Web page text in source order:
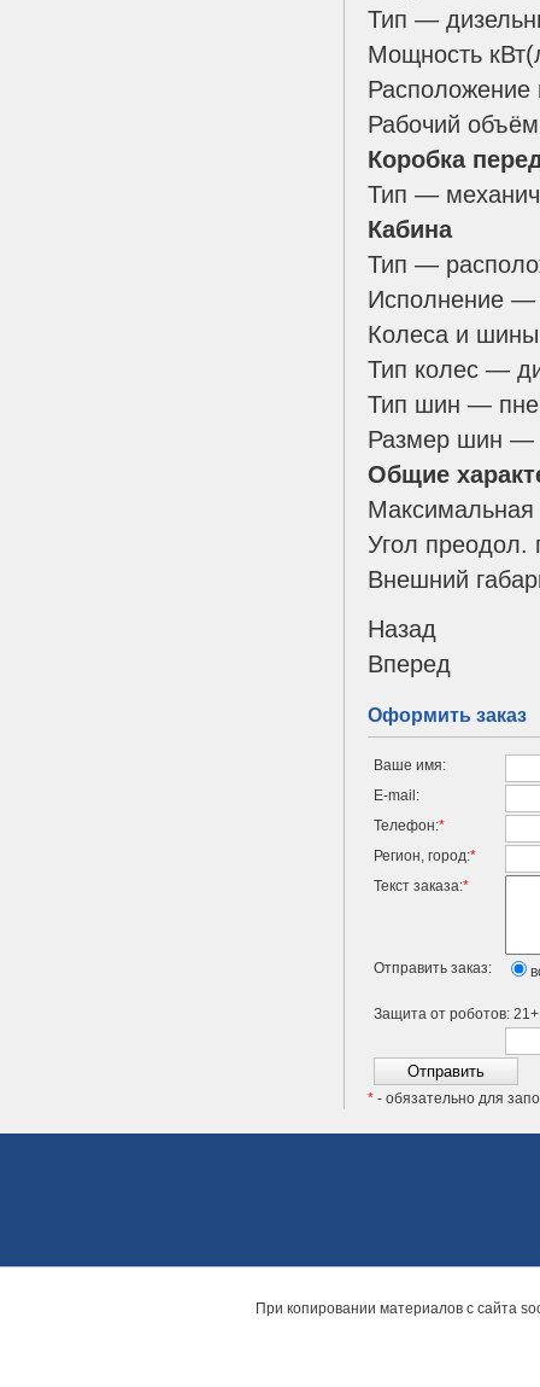
Тип —
Мощность
Рабочий
Коробка
Тип —
Кабина
Тип —
Исполнение —
Колеса и шины
Тип колес —
Тип шин —
Размер шин —
Общие
Угол
Внешний
Назад
Вперед
Оформить заказ
Ваше имя:
E-mail:
Телефон:*
Регион, город:*
Текст заказа:*
Отправить заказ:
Защита от роботов:
* - обязательно для
При копировании материалов с сайта